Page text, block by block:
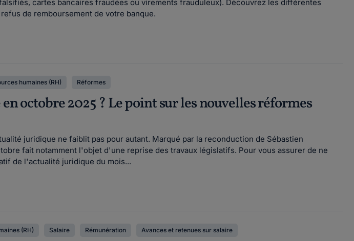
cartes bancaires fraudées ou virements frauduleux). Découvrez les différentes
de remboursement de votre banque.
humaines (RH) Réformes
octobre 2025 ? Le point sur les nouvelles réformes
juridique ne faiblit pas pour autant. Marqué par la reconduction de Sébastien
fait notamment l'objet d'une reprise des travaux législatifs. Pour vous assurer de ne
de l'actualité juridique du mois...
(RH) Salaire Rémunération Avances et retenues sur salaire